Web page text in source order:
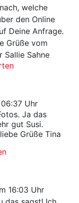
welche
den Online
Deine Anfrage.
Grüße vom
Sallie Sahne
Uhr
Ja das
gut Susi.
Grüße Tina
16:03 Uhr